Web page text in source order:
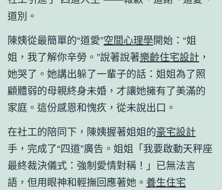
道別。
陳姨從最簡單的“道愛”空間心理學開始：“姐
姐，我了解你辛勞。”說著說著樂齡住宅設計 ，
她哭了。她講出躲了一輩子的話：姐姐為了照
顧體弱的母親終身未婚，才讓她擁有了美滿的
家庭。這份感恩和愧疚，從未說出口。
在社工的陪同下，陳姨握著姐姐的豪宅設計
手，完成了“四道”廣告。姐姐「我要啟動天秤座
最終裁決儀式：強制愛情對稱！」已無法言
語，但用眼神和輕撫回應著她。 養生住宅